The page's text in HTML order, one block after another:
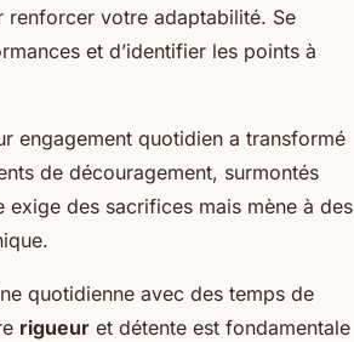
renforcer votre adaptabilité. Se
et d’identifier les points à
engagement quotidien a transformé
de découragement, surmontés
des sacrifices mais mène à des
quotidienne avec des temps de
rigueur et détente est fondamentale